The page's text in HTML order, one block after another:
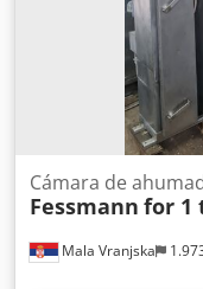
Mala Vranjska
Cámara de
Fessmann for 1